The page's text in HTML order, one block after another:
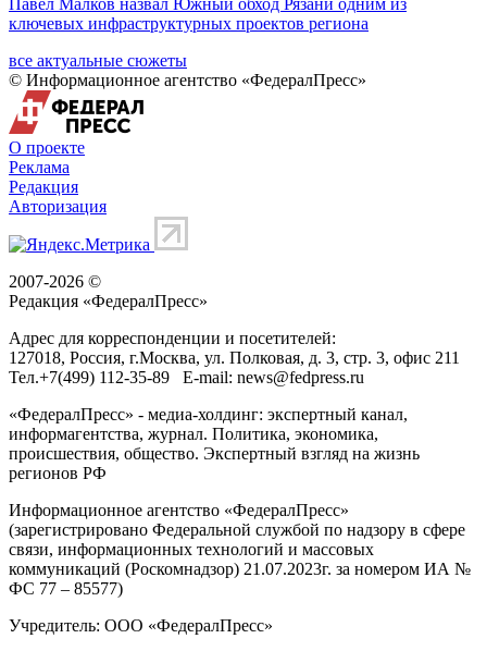
ключевых инфраструктурных проектов региона
все актуальные сюжеты
© Информационное агентство «ФедералПресс»
О проекте
Реклама
Редакция
Авторизация
2007-2026 ©
Редакция «ФедералПресс»
Адрес для корреспонденции и посетителей:
127018, Россия, г.Москва, ул. Полковая, д. 3, стр. 3, офис 211
Тел.+7(499) 112-35-89 E-mail: news@fedpress.ru
«ФедералПресс» - медиа-холдинг: экспертный канал,
информагентства, журнал. Политика, экономика,
происшествия, общество. Экспертный взгляд на жизнь
регионов РФ
Информационное агентство «ФедералПресс»
(зарегистрировано Федеральной службой по надзору в сфере
связи, информационных технологий и массовых
коммуникаций (Роскомнадзор) 21.07.2023г. за номером ИА №
ФС 77 – 85577)
Учредитель: ООО «ФедералПресс»